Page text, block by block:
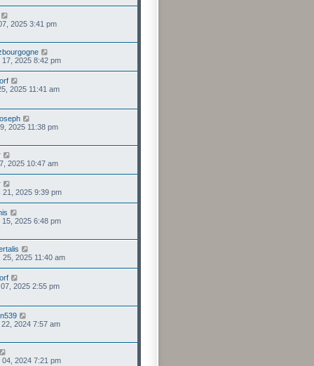
2025 3:41 pm
17, 2025 8:42 pm
2025 11:41 am
2025 11:38 pm
2025 10:47 am
21, 2025 9:39 pm
2025 6:48 pm
25, 2025 11:40 am
2025 2:55 pm
2024 7:57 am
04, 2024 7:21 pm